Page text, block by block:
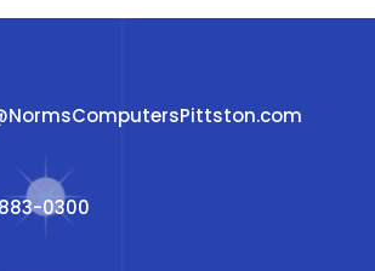
0300